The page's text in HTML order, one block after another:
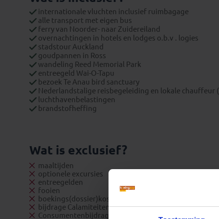
internationale vluchten inclusief ruimbagage
alle transport met eigen bus
ferry van Noorder- naar Zuidereiland
overnachtingen in hotels en lodges o.b.v . logies
stadstour Auckland
goudpannen in Ross
wandeling Reed Memorial Park
entreegeld Wai-O-Tapu
bezoek Te Anau bird sanctuary
Nederlandstalige reisbegeleiding en lokale chauffeur
luchthavenbelastingen
brandstofheffing
Wat is exclusief?
maaltijden
optionele excursies
entreegelden
fooien
boekings(dossier)kosten
bijdrage Calamiteitenfonds (enkel op Nederlandse
Consumentenbijdrage SGR € 5,- per persoon (enkel op